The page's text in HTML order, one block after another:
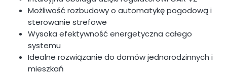
Możliwość rozbudowy o automatykę pogodową i
sterowanie strefowe
Wysoka efektywność energetyczna całego
systemu
Idealne rozwiązanie do domów jednorodzinnych i
mieszkań